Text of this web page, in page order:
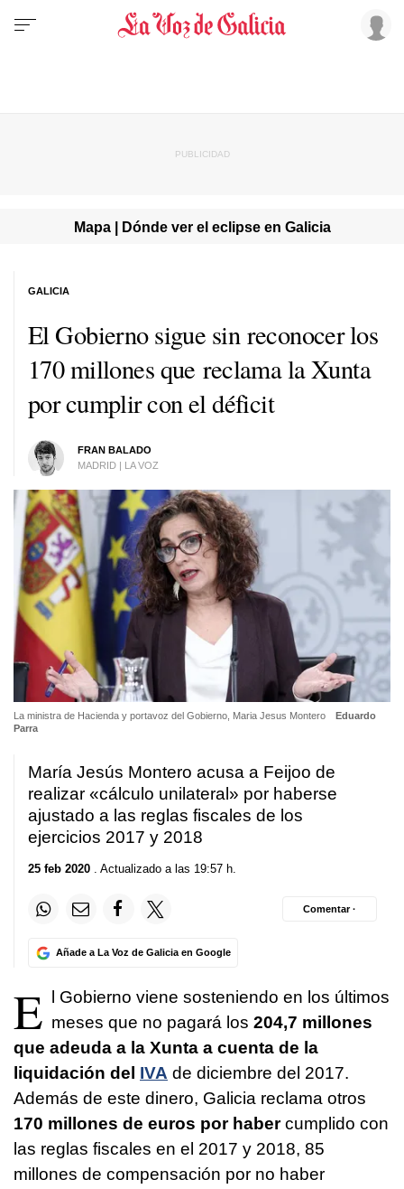
Mapa | Dónde ver el eclipse en Galicia
El Gobierno sigue sin reconocer los
170 millones que reclama la Xunta
por cumplir con el déficit
FRAN BALADO
MADRID | LA VOZ
GALICIA
La ministra de Hacienda y portavoz del Gobierno, Maria Jesus Montero
Eduardo
Parra
María Jesús Montero acusa a Feijoo de
realizar «cálculo unilateral» por haberse
ajustado a las reglas fiscales de los
ejercicios 2017 y 2018
25 feb 2020 . Actualizado a las 19:57 h.
Añade a La Voz de Galicia en Google
Comentar ·
E
l Gobierno viene sosteniendo en los últimos
meses que no pagará los 204,7 millones
que adeuda a la Xunta a cuenta de la
liquidación del IVA de diciembre del 2017.
Además de este dinero, Galicia reclama otros
170 millones de euros por habercumplido con
las reglas fiscales en el 2017 y 2018, 85
millones de compensación por no haber